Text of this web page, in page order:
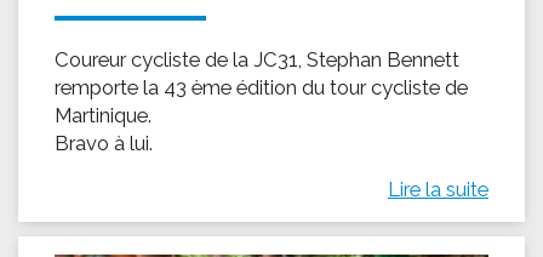
Coureur cycliste de la JC31, Stephan Bennett
remporte la 43 ème édition du tour cycliste de
Martinique.
Bravo à lui.
Lire la suite